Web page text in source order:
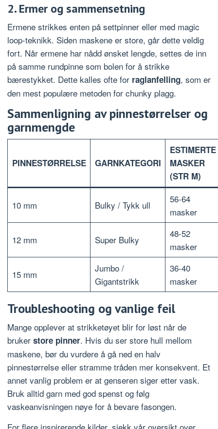
2. Ermer og sammensetning
Ermene strikkes enten på settpinner eller med magic
loop-teknikk. Siden maskene er store, går dette veldig
fort. Når ermene har nådd ønsket lengde, settes de inn
på samme rundpinne som bolen for å strikke
bærestykket. Dette kalles ofte for raglanfelling, som er
den mest populære metoden for chunky plagg.
Sammenligning av pinnestørrelser og
garnmengde
PINNESTØRRELSE GARNKATEGORI
ESTIMERTE
MASKER
(STR M)
10 mm Bulky / Tykk ull
56-64
masker
12 mm Super Bulky
48-52
masker
15 mm
Jumbo /
Gigantstrikk
36-40
masker
Troubleshooting og vanlige feil
Mange opplever at strikketøyet blir for løst når de
bruker store pinner. Hvis du ser store hull mellom
maskene, bør du vurdere å gå ned en halv
pinnestørrelse eller stramme tråden mer konsekvent. Et
annet vanlig problem er at genseren siger etter vask.
Bruk alltid garn med god spenst og følg
vaskeanvisningen nøye for å bevare fasongen.
For flere inspirerende kilder, sjekk vår oversikt over